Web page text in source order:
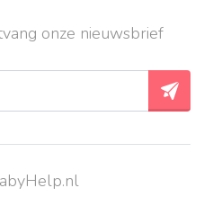
onze nieuwsbrief